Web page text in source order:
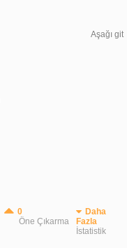
Aşağı git
0
Öne Çıkarma
Daha
Fazla
İstatistik